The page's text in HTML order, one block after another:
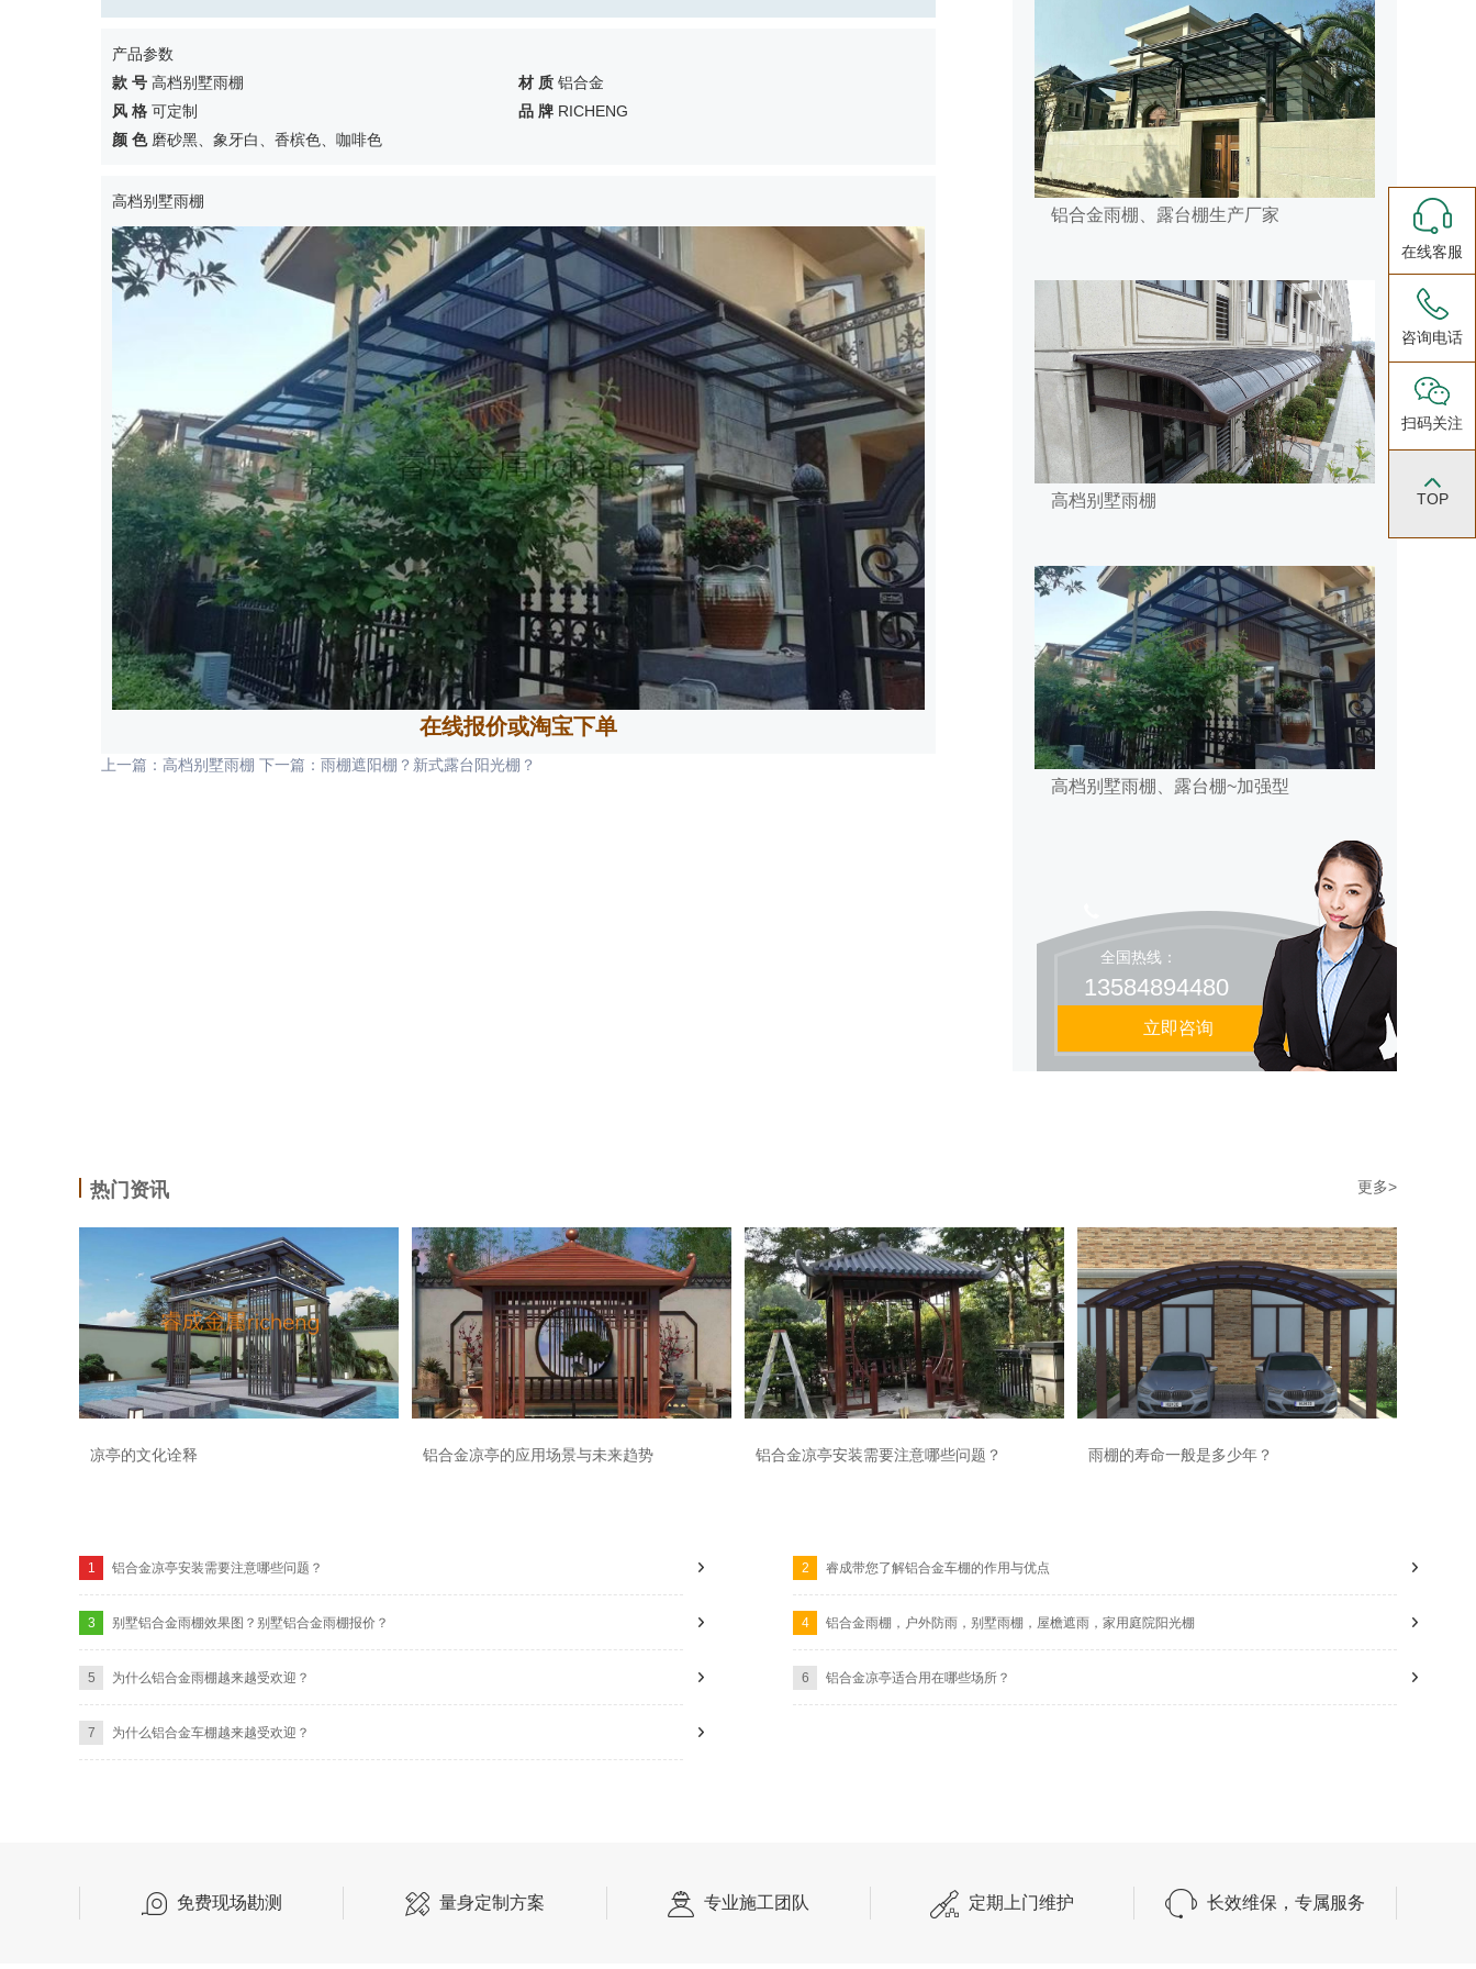
产品参数
款 号 高档别墅雨棚 材 质 铝合金
风 格 可定制 品 牌 RICHENG
颜 色 磨砂黑、象牙白、香槟色、咖啡色
高档别墅雨棚
在线报价或淘宝下单
上一篇：高档别墅雨棚 下一篇：雨棚遮阳棚？新式露台阳光棚？
铝合金雨棚、露台棚生产厂家
高档别墅雨棚
高档别墅雨棚、露台棚~加强型
全国热线：
13584894480
立即咨询
热门资讯 更多>
凉亭的文化诠释 铝合金凉亭的应用场景与未来趋势 铝合金凉亭安装需要注意哪些问题？ 雨棚的寿命一般是多少年？
1 铝合金凉亭安装需要注意哪些问题？ 2 睿成带您了解铝合金车棚的作用与优点
3 别墅铝合金雨棚效果图？别墅铝合金雨棚报价？ 4 铝合金雨棚，户外防雨，别墅雨棚，屋檐遮雨，家用庭院阳光棚
5 为什么铝合金雨棚越来越受欢迎？ 6 铝合金凉亭适合用在哪些场所？
7 为什么铝合金车棚越来越受欢迎？
免费现场勘测 量身定制方案 专业施工团队 定期上门维护 长效维保，专属服务
在线客服
咨询电话
扫码关注
TOP